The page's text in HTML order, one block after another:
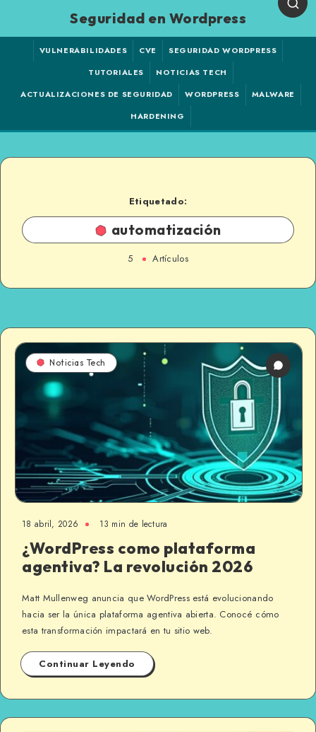
Seguridad en Wordpress
VULNERABILIDADES CVE
SEGURIDAD WORDPRESS
TUTORIALES
NOTICIAS TECH
ACTUALIZACIONES DE SEGURIDAD
WORDPRESS
MALWARE
HARDENING
Etiquetado:
automatización
5 Artículos
Noticias Tech
18 abril, 2026 13 min de lectura
¿WordPress como plataforma
agentiva? La revolución 2026
Matt Mullenweg anuncia que WordPress está evolucionando
hacia ser la única plataforma agentiva abierta. Conocé cómo
esta transformación impactará en tu sitio web.
Continuar Leyendo